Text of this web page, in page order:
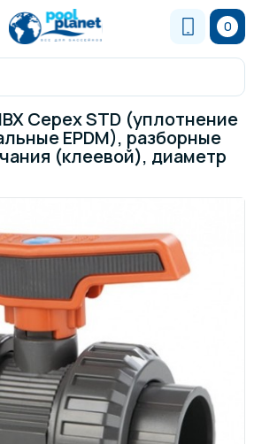
0
Cepex STD (уплотнение
EPDM), разборные
(клеевой), диаметр